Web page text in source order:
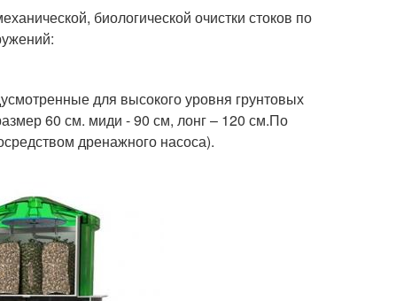
биологической очистки стоков по
для высокого уровня грунтовых
60 см. миди - 90 см, лонг – 120 см.По
дренажного насоса).